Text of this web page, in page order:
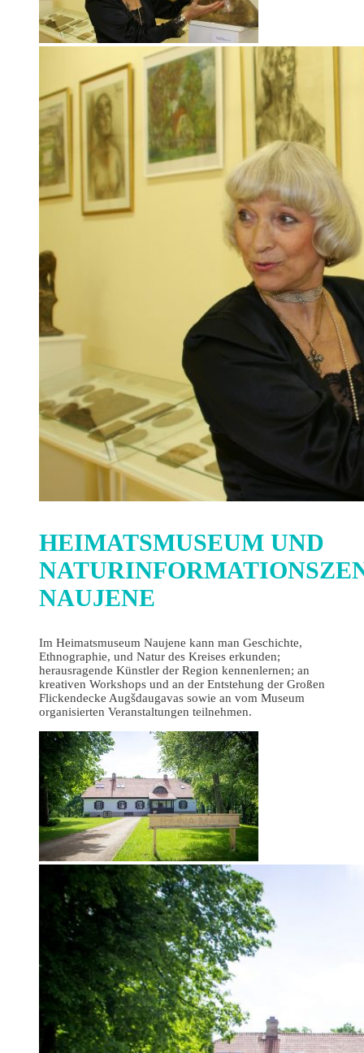
HEIMATSMUSEUM UND
NAUJENE
Im Heimatsmuseum Naujene kann man Geschichte,
Ethnographie, und Natur des Kreises erkunden;
herausragende Künstler der Region kennenlernen; an
kreativen Workshops und an der Entstehung der Großen
Flickendecke Augšdaugavas sowie an vom Museum
organisierten Veranstaltungen teilnehmen.